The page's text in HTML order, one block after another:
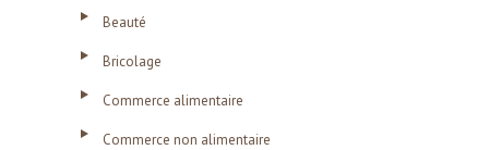
Beauté
Bricolage
Commerce alimentaire
Commerce non alimentaire